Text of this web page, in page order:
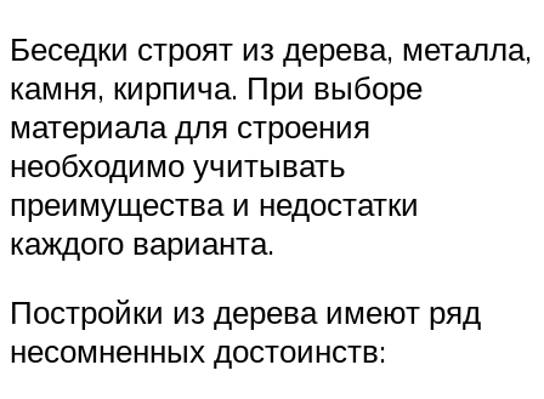
Беседки строят из дерева, металла,
камня, кирпича. При выборе
материала для строения
необходимо учитывать
преимущества и недостатки
каждого варианта.
Постройки из дерева имеют ряд
несомненных достоинств: